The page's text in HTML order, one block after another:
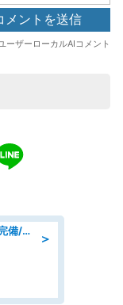
＞
組立・組付け/高収入/日払いOK/寮完備/交替制/20・30・40代活躍中